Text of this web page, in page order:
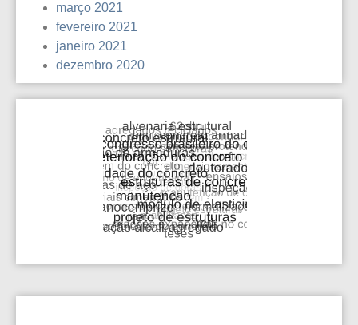
março 2021
fevereiro 2021
janeiro 2021
dezembro 2020